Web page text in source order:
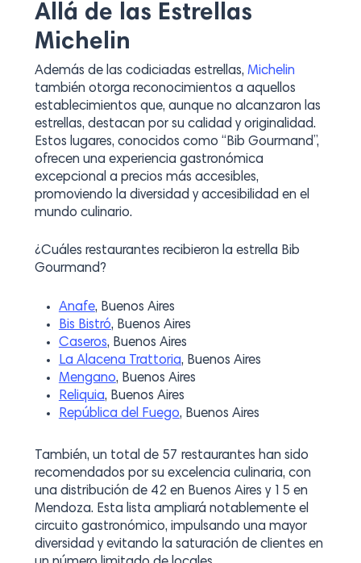
Allá de las Estrellas
Michelin
Además de las codiciadas estrellas, Michelin
también otorga reconocimientos a aquellos
establecimientos que, aunque no alcanzaron las
estrellas, destacan por su calidad y originalidad.
Estos lugares, conocidos como “Bib Gourmand”,
ofrecen una experiencia gastronómica
excepcional a precios más accesibles,
promoviendo la diversidad y accesibilidad en el
mundo culinario.
¿Cuáles restaurantes recibieron la estrella Bib
Gourmand?
Anafe, Buenos Aires
Bis Bistró, Buenos Aires
Caseros, Buenos Aires
La Alacena Trattoria, Buenos Aires
Mengano, Buenos Aires
Reliquia, Buenos Aires
República del Fuego, Buenos Aires
También, un total de 57 restaurantes han sido
recomendados por su excelencia culinaria, con
una distribución de 42 en Buenos Aires y 15 en
Mendoza. Esta lista ampliará notablemente el
circuito gastronómico, impulsando una mayor
diversidad y evitando la saturación de clientes en